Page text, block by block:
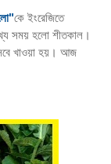
কে ইংরেজিতে
সময় হলো শীতকাল।
খাওয়া হয়। আজ